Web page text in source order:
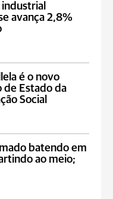
avança 2,8%
é o novo
de Estado da
Social
batendo em
ao meio;